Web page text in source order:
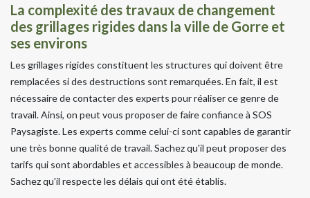
La complexité des travaux de changement
des grillages rigides dans la ville de Gorre et
ses environs
Les grillages rigides constituent les structures qui doivent être
remplacées si des destructions sont remarquées. En fait, il est
nécessaire de contacter des experts pour réaliser ce genre de
travail. Ainsi, on peut vous proposer de faire confiance à SOS
Paysagiste. Les experts comme celui-ci sont capables de garantir
une très bonne qualité de travail. Sachez qu'il peut proposer des
tarifs qui sont abordables et accessibles à beaucoup de monde.
Sachez qu'il respecte les délais qui ont été établis.